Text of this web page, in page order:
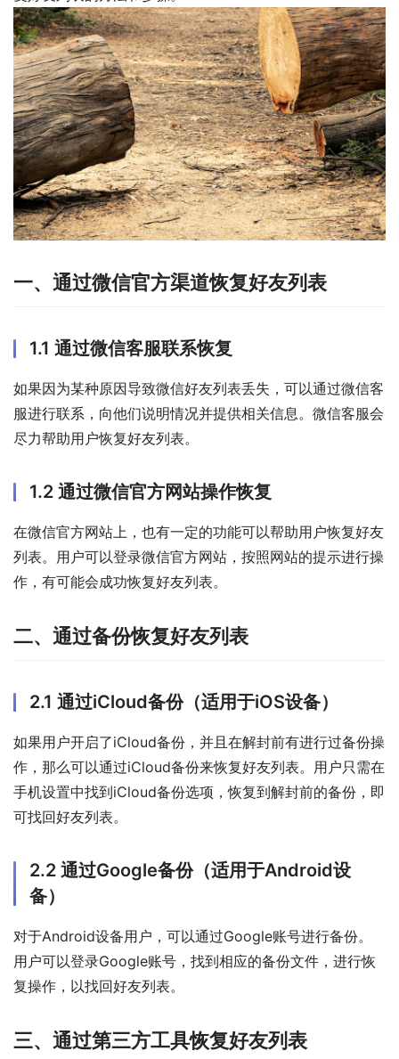
一、通过微信官方渠道恢复好友列表
1.1 通过微信客服联系恢复
如果因为某种原因导致微信好友列表丢失，可以通过微信客
服进行联系，向他们说明情况并提供相关信息。微信客服会
尽力帮助用户恢复好友列表。
1.2 通过微信官方网站操作恢复
在微信官方网站上，也有一定的功能可以帮助用户恢复好友
列表。用户可以登录微信官方网站，按照网站的提示进行操
作，有可能会成功恢复好友列表。
二、通过备份恢复好友列表
2.1 通过iCloud备份（适用于iOS设备）
如果用户开启了iCloud备份，并且在解封前有进行过备份操
作，那么可以通过iCloud备份来恢复好友列表。用户只需在
手机设置中找到iCloud备份选项，恢复到解封前的备份，即
可找回好友列表。
2.2 通过Google备份（适用于Android设
备）
对于Android设备用户，可以通过Google账号进行备份。
用户可以登录Google账号，找到相应的备份文件，进行恢
复操作，以找回好友列表。
三、通过第三方工具恢复好友列表